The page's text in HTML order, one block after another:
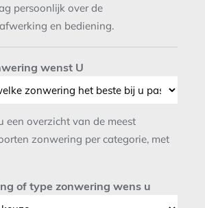
persoonlijk over de
en bediening.
wenst U
een overzicht van de meest
zonwering per categorie, met
of type zonwering wens u